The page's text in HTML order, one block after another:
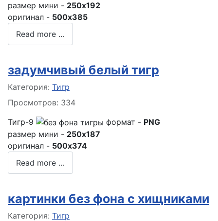
размер мини - 250x192
оригинал - 500x385
Read more …
задумчивый белый тигр
Информация о материале
Категория: Тигр
Просмотров: 334
Тигр-9
формат - PNG
размер мини - 250x187
оригинал - 500x374
Read more …
картинки без фона с хищниками
Информация о материале
Категория: Тигр